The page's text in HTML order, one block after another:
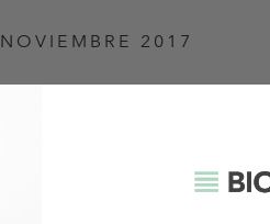
NOVIEMBRE 2017